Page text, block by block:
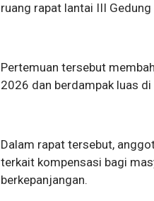
ruang rapat lantai III
Pertemuan tersebut
2026 dan berdampak luas
Dalam rapat tersebut,
terkait kompensasi bagi
berkepanjangan.